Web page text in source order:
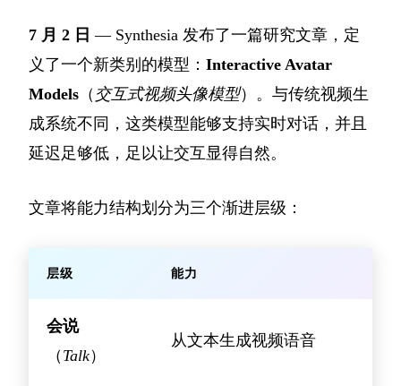
7 月 2 日 — Synthesia 发布了一篇研究文章，定
义了一个新类别的模型： Interactive Avatar
Models （ 交互式视频头像模型）。与传统视频生
成系统不同，这类模型能够支持实时对话，并且
延迟足够低，足以让交互显得自然。
文章将能力结构划分为三个渐进层级：
层级 能力
会说
（ Talk）
从文本生成视频语音